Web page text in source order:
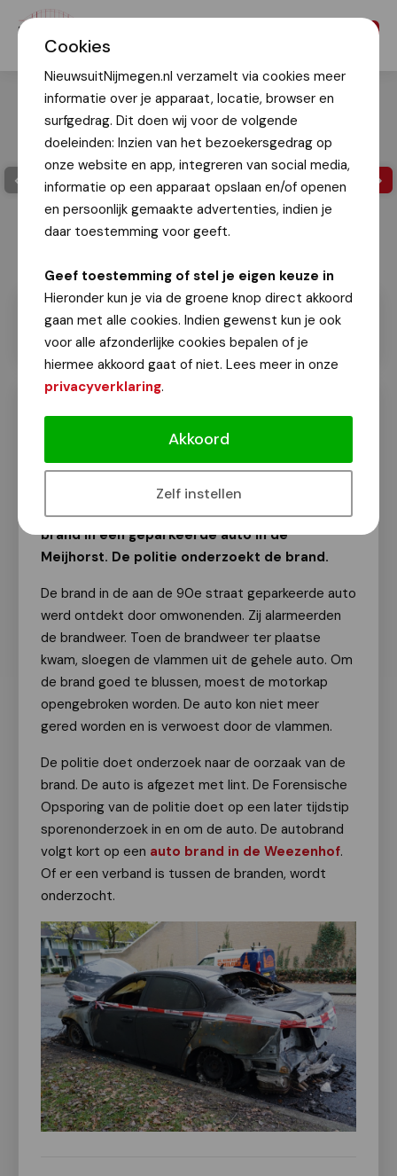
Cookies
NieuwsuitNijmegen.nl verzamelt via cookies meer
informatie over je apparaat, locatie, browser en
surfgedrag. Dit doen wij voor de volgende
doeleinden: Inzien van het bezoekersgedrag op
onze website en app, integreren van social media,
informatie op een apparaat opslaan en/of openen
en persoonlijk gemaakte advertenties, indien je
daar toestemming voor geeft.
Geef toestemming of stel je eigen keuze in
Hieronder kun je via de groene knop direct akkoord
gaan met alle cookies. Indien gewenst kun je ook
voor alle afzonderlijke cookies bepalen of je
hiermee akkoord gaat of niet. Lees meer in onze
privacyverklaring.
Akkoord
Zelf instellen
Auto uitgebrand in Meijhorst
Van onze redactie
28 oktober 2025
Afgelopen nacht ontstond even voor 1 uur
brand in een geparkeerde auto in de
Meijhorst. De politie onderzoekt de brand.
De brand in de aan de 90e straat geparkeerde auto
werd ontdekt door omwonenden. Zij alarmeerden
de brandweer. Toen de brandweer ter plaatse
kwam, sloegen de vlammen uit de gehele auto. Om
de brand goed te blussen, moest de motorkap
opengebroken worden. De auto kon niet meer
gered worden en is verwoest door de vlammen.
De politie doet onderzoek naar de oorzaak van de
brand. De auto is afgezet met lint. De Forensische
Opsporing van de politie doet op een later tijdstip
sporenonderzoek in en om de auto. De autobrand
volgt kort op een auto brand in de Weezenhof.
Of er een verband is tussen de branden, wordt
onderzocht.